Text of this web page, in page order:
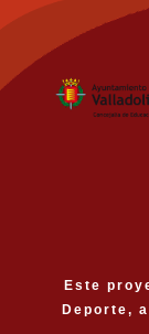
Este
Deporte,